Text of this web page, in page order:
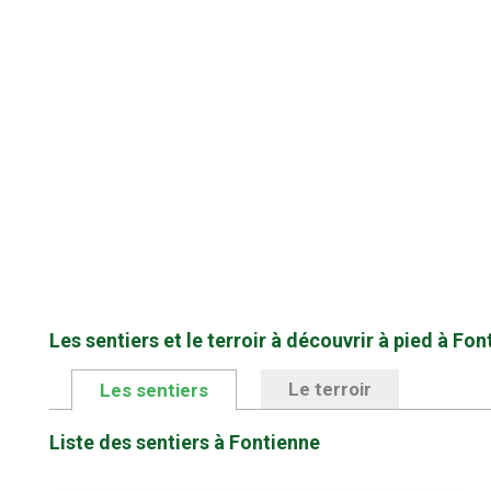
Les sentiers et le terroir à découvrir à pied à
Les sentiers Le terroir
Liste des sentiers à Fontienne